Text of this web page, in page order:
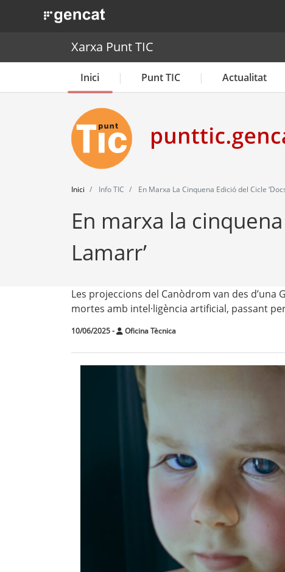
. Obre en una nova finestra.
Xarxa Punt TIC
Inici Punt TIC Actualitat
Inici Info TIC En Marxa La Cinquena Edició del Cicle
En marxa la
Lamarr’
Les projeccions del Canòdrom van des
mortes amb intel·ligència artificial, passant
10/06/2025- Oficina Tècnica